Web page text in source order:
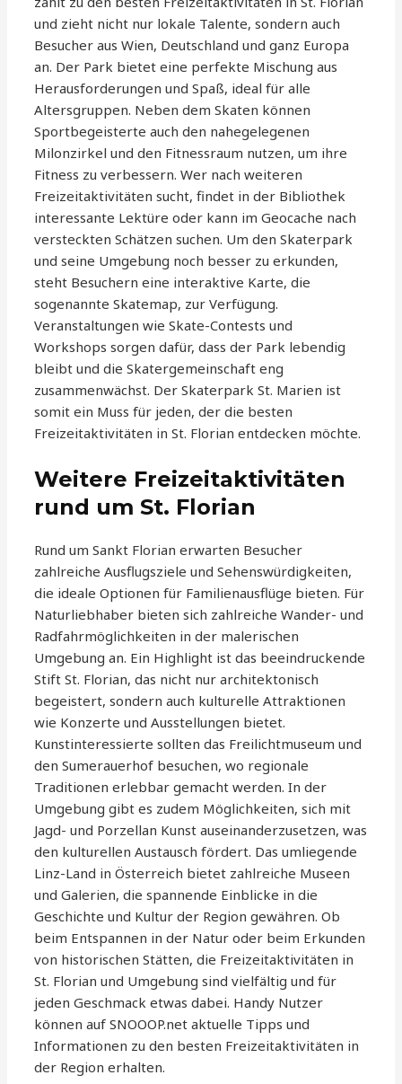
und zieht nicht nur lokale Talente, sondern auch
Besucher aus Wien, Deutschland und ganz Europa
an. Der Park bietet eine perfekte Mischung aus
Herausforderungen und Spaß, ideal für alle
Altersgruppen. Neben dem Skaten können
Sportbegeisterte auch den nahegelegenen
Milonzirkel und den Fitnessraum nutzen, um ihre
Fitness zu verbessern. Wer nach weiteren
Freizeitaktivitäten sucht, findet in der Bibliothek
interessante Lektüre oder kann im Geocache nach
versteckten Schätzen suchen. Um den Skaterpark
und seine Umgebung noch besser zu erkunden,
steht Besuchern eine interaktive Karte, die
sogenannte Skatemap, zur Verfügung.
Veranstaltungen wie Skate-Contests und
Workshops sorgen dafür, dass der Park lebendig
bleibt und die Skatergemeinschaft eng
zusammenwächst. Der Skaterpark St. Marien ist
somit ein Muss für jeden, der die besten
Freizeitaktivitäten in St. Florian entdecken möchte.
Weitere Freizeitaktivitäten
rund um St. Florian
Rund um Sankt Florian erwarten Besucher
zahlreiche Ausflugsziele und Sehenswürdigkeiten,
die ideale Optionen für Familienausflüge bieten. Für
Naturliebhaber bieten sich zahlreiche Wander- und
Radfahrmöglichkeiten in der malerischen
Umgebung an. Ein Highlight ist das beeindruckende
Stift St. Florian, das nicht nur architektonisch
begeistert, sondern auch kulturelle Attraktionen
wie Konzerte und Ausstellungen bietet.
Kunstinteressierte sollten das Freilichtmuseum und
den Sumerauerhof besuchen, wo regionale
Traditionen erlebbar gemacht werden. In der
Umgebung gibt es zudem Möglichkeiten, sich mit
Jagd- und Porzellan Kunst auseinanderzusetzen, was
den kulturellen Austausch fördert. Das umliegende
Linz-Land in Österreich bietet zahlreiche Museen
und Galerien, die spannende Einblicke in die
Geschichte und Kultur der Region gewähren. Ob
beim Entspannen in der Natur oder beim Erkunden
von historischen Stätten, die Freizeitaktivitäten in
St. Florian und Umgebung sind vielfältig und für
jeden Geschmack etwas dabei. Handy Nutzer
können auf SNOOOP.net aktuelle Tipps und
Informationen zu den besten Freizeitaktivitäten in
der Region erhalten.